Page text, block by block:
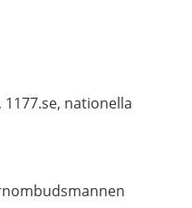
1177.se, nationella